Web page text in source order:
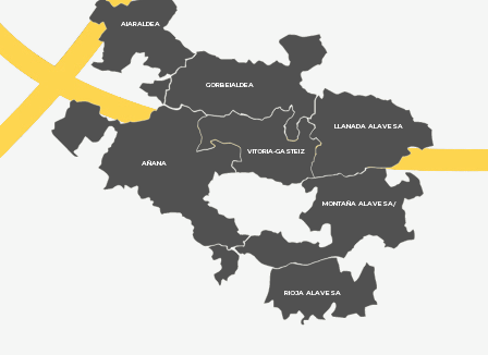
LLANADA ALAVESA
MONTAÑA ALAVESA/
RIOJA ALAVESA
AÑANA
VITORIA-GASTEIZ
GORBEIALDEA
AIARALDEA